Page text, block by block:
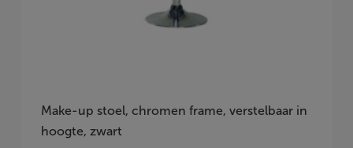
Make-up stoel, chromen frame, verstelbaar in
hoogte, zwart